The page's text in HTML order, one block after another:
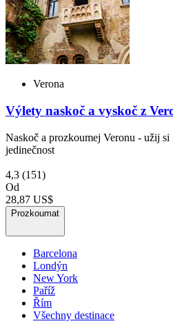
Verona
Výlety naskoč a vyskoč z
Naskoč a prozkoumej Veronu - užij
jedinečnost
4,3 (151)
Od
28,87 US$
Prozkoumat
Barcelona
Londýn
New York
Paříž
Řím
Všechny destinace